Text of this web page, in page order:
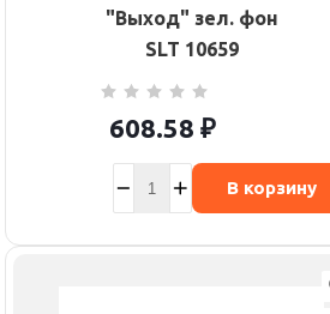
"Выход" зел. фон
SLT 10659
608.58 ₽
В корзину